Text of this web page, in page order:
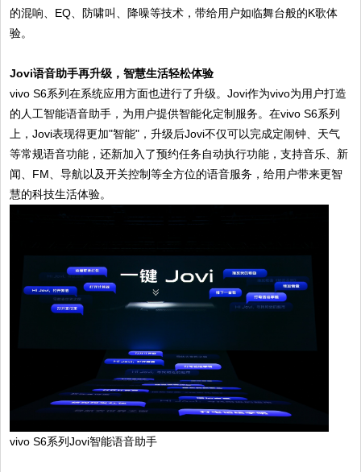
的混响、EQ、防啸叫、降噪等技术，带给用户如临舞台般的K歌体
验。
Jovi语音助手再升级，智慧生活轻松体验
vivo S6系列在系统应用方面也进行了升级。Jovi作为vivo为用户打造
的人工智能语音助手，为用户提供智能化定制服务。在vivo S6系列
上，Jovi表现得更加"智能"，升级后Jovi不仅可以完成定闹钟、天气
等常规语音功能，还新加入了预约任务自动执行功能，支持音乐、新
闻、FM、导航以及开关控制等全方位的语音服务，给用户带来更智
慧的科技生活体验。
vivo S6系列Jovi智能语音助手